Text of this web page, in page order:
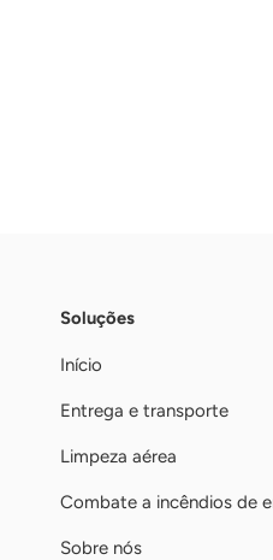
Soluções
Início
Entrega e transporte
Limpeza aérea
Combate a incêndios de
Sobre nós